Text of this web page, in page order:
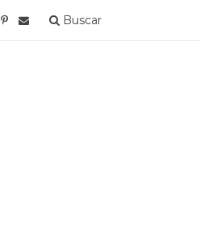
Buscar